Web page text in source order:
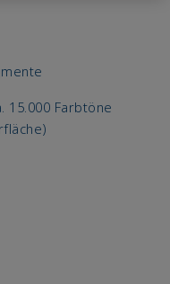
15.000 Farbtöne